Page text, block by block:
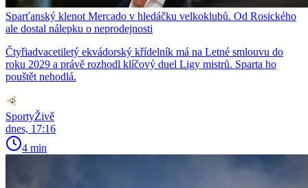
Sparťanský klenot Mercado v hledáčku velkoklubů. Od Rosického
ale dostal nálepku o neprodejnosti
Čtyřiadvacetiletý ekvádorský křídelník má na Letné smlouvu do
roku 2029 a právě rozhodl klíčový duel Ligy mistrů. Sparta ho
pouštět nehodlá.
SportyŽivě
dnes, 17:16
4 min